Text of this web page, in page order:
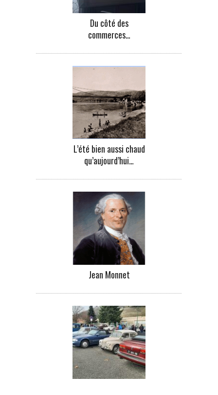
Du côté des
commerces…
L’été bien aussi chaud
qu’aujourd’hui…
Jean Monnet